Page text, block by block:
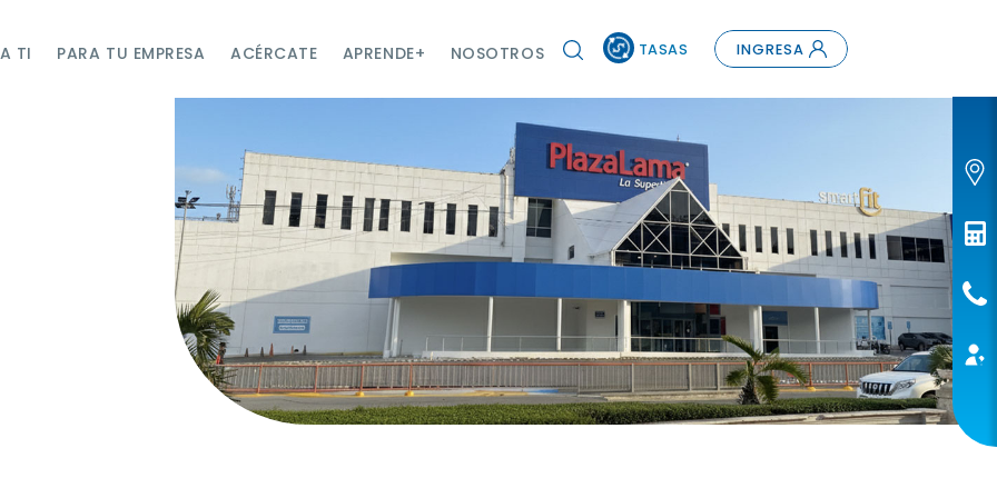
TI PARA TU EMPRESA ACÉRCATE APRENDE+ NOSOTROS TASAS INGRESA